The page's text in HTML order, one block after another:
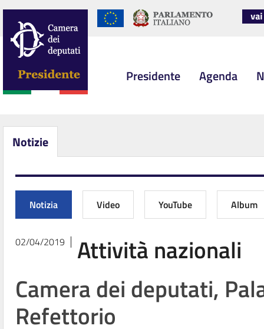
Presidente Agenda
Notizie
Notizia Video YouTube Album
02/04/2019
Attività nazionali
Camera dei deputati,
Refettorio